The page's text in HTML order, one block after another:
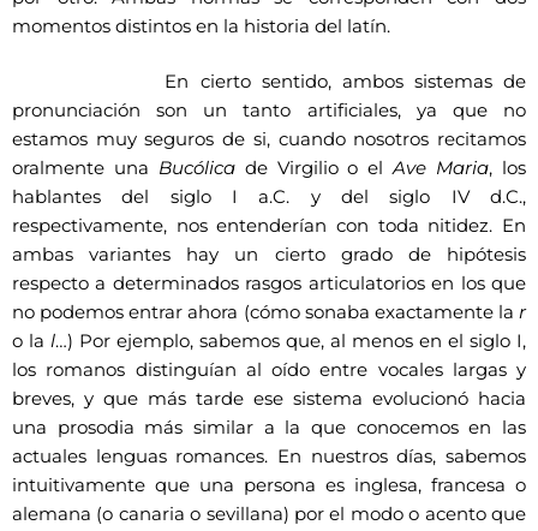
momentos distintos en la historia del latín.
En cierto sentido, ambos sistemas de
pronunciación son un tanto artificiales, ya que no
estamos muy seguros de si, cuando nosotros recitamos
oralmente una Bucólicade Virgilio o elAve Maria, los
hablantes del siglo I a.C. y del siglo IV d.C.,
respectivamente, nos entenderían con toda nitidez. En
ambas variantes hay un cierto grado de hipótesis
respecto a determinados rasgos articulatorios en los que
no podemos entrar ahora (cómo sonaba exactamente la r
o la l…) Por ejemplo, sabemos que, al menos en el siglo I,
los romanos distinguían al oído entre vocales largas y
breves, y que más tarde ese sistema evolucionó hacia
una prosodia más similar a la que conocemos en las
actuales lenguas romances. En nuestros días, sabemos
intuitivamente que una persona es inglesa, francesa o
alemana (o canaria o sevillana) por el modo o acento que